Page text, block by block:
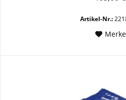
Artikel-Nr.: